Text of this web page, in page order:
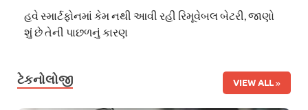
હવે સ્માર્ટફોનમાં કેમ નથી આવી રહી રિમૂવેબલ બેટરી, જાણો
શું છે તેની પાછળનું કારણ
ટેકનોલોજી VIEW ALL